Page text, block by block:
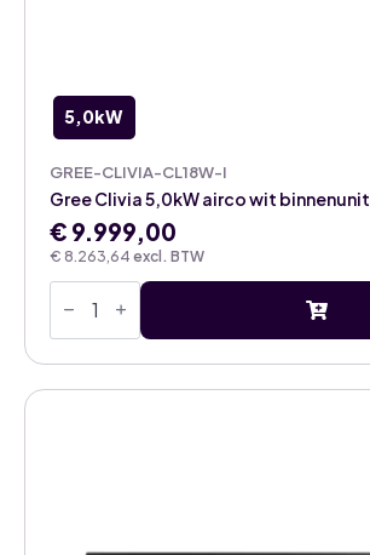
5,0kW
GREE-CLIVIA-CL18W-I
€ 8.263,64 excl. BTW
Gree Clivia 5,0kW airco wit binnenunit
€ 9.999,00
Gree
Clivia
airco
wit
binnenunit